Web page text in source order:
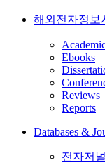
해외전자정보
Ebooks
Reviews
Reports
Databases &
전자저